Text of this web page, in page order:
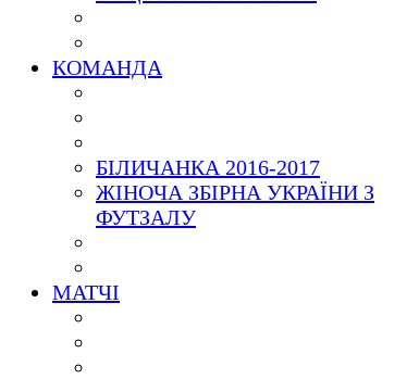
КОМАНДА
БІЛИЧАНКА 2016-2017
ЖІНОЧА ЗБІРНА УКРАЇНИ З
ФУТЗАЛУ
МАТЧІ